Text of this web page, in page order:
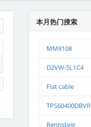
本月热门搜索
MM8108
D2VW-5L1C4
Flat cable
TPS60400DBVR
Rennsteig